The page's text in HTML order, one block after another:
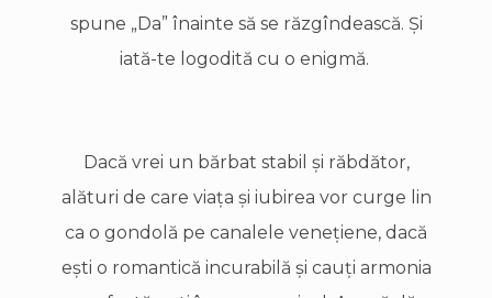
spune „Da” înainte să se răzgîndească. Şi
iată-te logodită cu o enigmă.
Dacă vrei un bărbat stabil şi răbdător,
alături de care viaţa şi iubirea vor curge lin
ca o gondolă pe canalele veneţiene, dacă
eşti o romantică incurabilă şi cauţi armonia